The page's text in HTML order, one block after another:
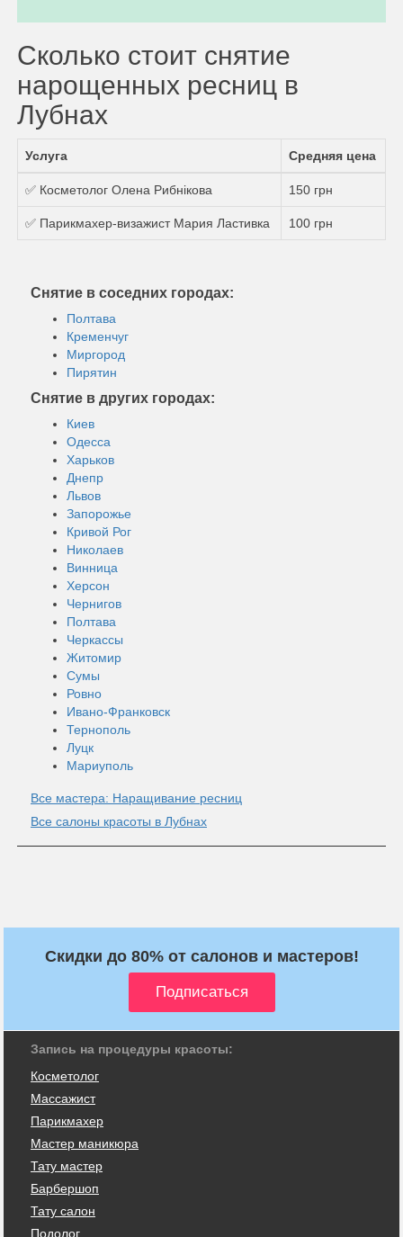
Сколько стоит снятие
нарощенных ресниц в
Лубнах
Услуга Средняя цена
✅ Косметолог Олена Рибнікова 150 грн
✅ Парикмахер-визажист Мария Ластивка 100 грн
Снятие в соседних городах:
Полтава
Кременчуг
Миргород
Пирятин
Снятие в других городах:
Киев
Одесса
Харьков
Днепр
Львов
Запорожье
Кривой Рог
Николаев
Винница
Херсон
Чернигов
Полтава
Черкассы
Житомир
Сумы
Ровно
Ивано-Франковск
Тернополь
Луцк
Мариуполь
Все мастера: Наращивание ресниц
Все салоны красоты в Лубнах
Скидки до 80% от салонов и мастеров!
Запись на процедуры красоты:
Косметолог
Массажист
Парикмахер
Мастер маникюра
Тату мастер
Барбершоп
Тату салон
Подолог